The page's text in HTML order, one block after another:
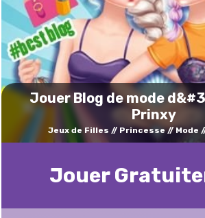
Jouer Blog de mode
Prinxy
Jeux de Filles Princesse Mode
Jouer